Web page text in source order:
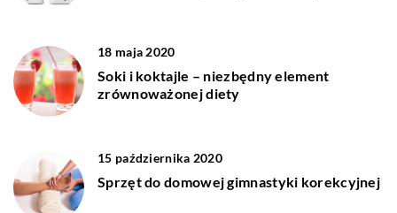
18 maja 2020
Soki i koktajle – niezbędny element
zrównoważonej diety
15 października 2020
Sprzęt do domowej gimnastyki korekcyjnej